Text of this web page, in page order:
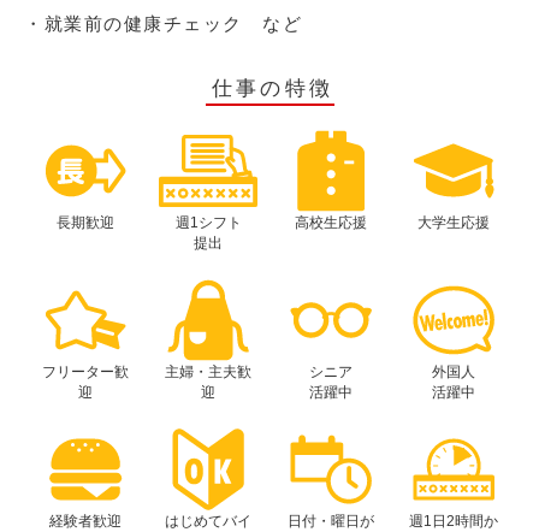
・就業前の健康チェック など
仕事の特徴
長期歓迎
週1シフト
提出
高校生応援 大学生応援
フリーター歓
迎
主婦・主夫歓
迎
シニア
活躍中
外国人
活躍中
経験者歓迎
はじめてバイ
日付・曜日が
週1日2時間か